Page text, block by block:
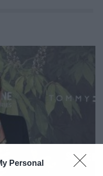
Personal